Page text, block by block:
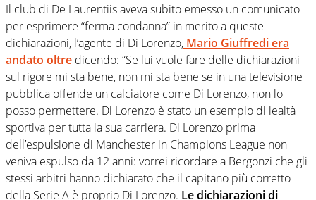
Il club di De Laurentiis aveva subito emesso un comunicato
per esprimere “ferma condanna” in merito a queste
dichiarazioni, l’agente di Di Lorenzo, Mario Giuffredi era
andato oltre dicendo: “Se lui vuole fare delle dichiarazioni
sul rigore mi sta bene, non mi sta bene se in una televisione
pubblica offende un calciatore come Di Lorenzo, non lo
posso permettere. Di Lorenzo è stato un esempio di lealtà
sportiva per tutta la sua carriera. Di Lorenzo prima
dell’espulsione di Manchester in Champions League non
veniva espulso da 12 anni: vorrei ricordare a Bergonzi che gli
stessi arbitri hanno dichiarato che il capitano più corretto
della Serie A è proprio Di Lorenzo. Le dichiarazioni di